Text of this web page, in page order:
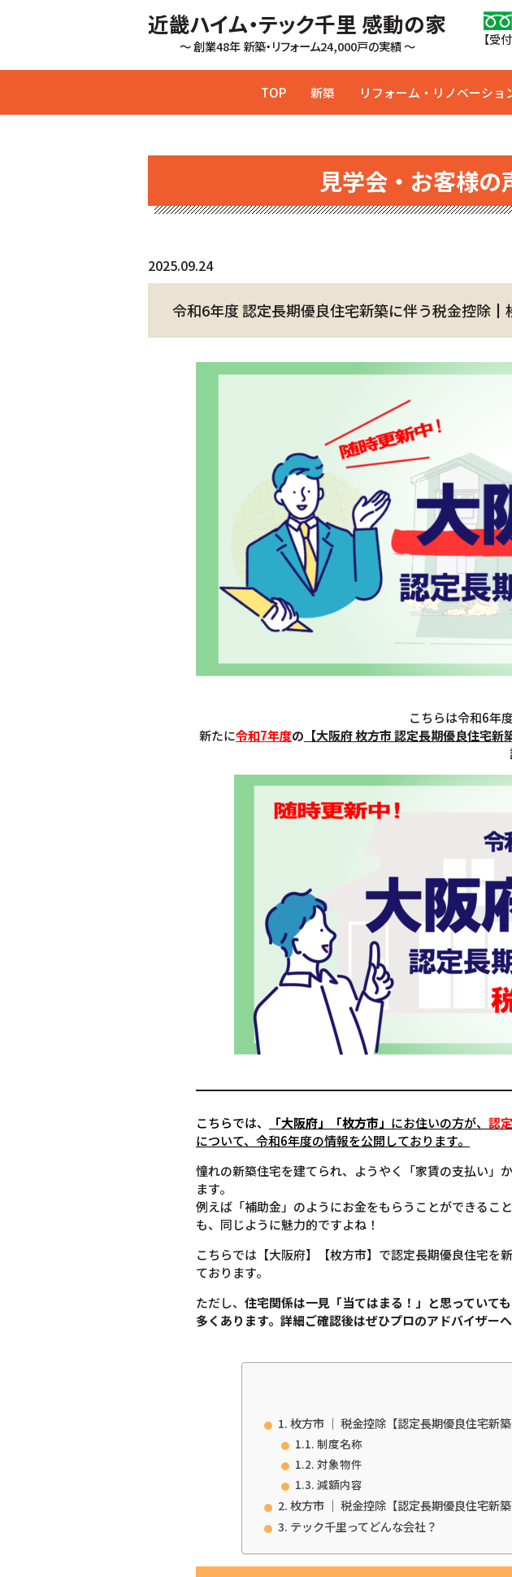
近畿ハイム・テック千里 感動の家
～ 創業48年 新築・リフォーム24,000戸の実績 ～ 【受
TOP 新築 リフォーム・リノベーショ
見学会・お客様の
2025.09.24
令和6年度 認定長期優良住宅新築に伴う税金控除┃
こちらは令和6年
新たに令和7年度の 【大阪府 枚方市 認定長期優良住宅
こちらでは、 「大阪府」「枚方市」 にお住いの方が、 認
について、令和6年度の情報を公開しております。
憧れの新築住宅を建てられ、ようやく「家賃の支払い」
ます。
例えば「補助金」のようにお金をもらうことができるこ
も、同じように魅力的ですよね！
こちらでは【大阪府】【枚方市】で認定長期優良住宅を
ております。
ただし、 住宅関係は一見「当てはまる！」と思っていても
多くあります。 詳細ご確認後はぜひプロのアドバイザー
枚方市 ｜ 税金控除【認定長期優良住宅新
制度名称
対象物件
減額内容
枚方市 ｜ 税金控除【認定長期優良住宅新
テック千里ってどんな会社？